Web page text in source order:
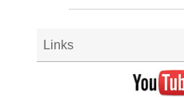
Links